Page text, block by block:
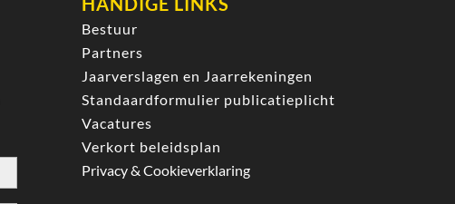
Bestuur
Partners
Jaarverslagen en Jaarrekeningen
Standaardformulier publicatieplicht
Vacatures
Verkort beleidsplan
Privacy & Cookieverklaring